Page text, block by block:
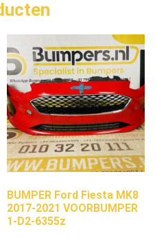
BUMPER Ford Fiesta MK8
2017-2021 VOORBUMPER
1-D2-6355z